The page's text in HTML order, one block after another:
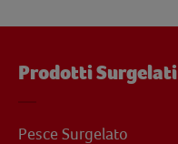
Prodotti Surgelati
Pesce Surgelato